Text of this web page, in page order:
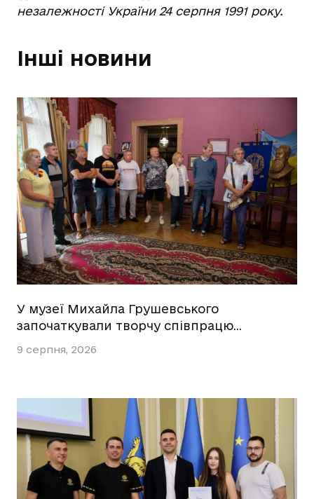
незалежності України 24 серпня 1991 року.
Інші новини
У музеї Михайла Грушевського
започаткували творчу співпрацю…
9 серпня, 2026